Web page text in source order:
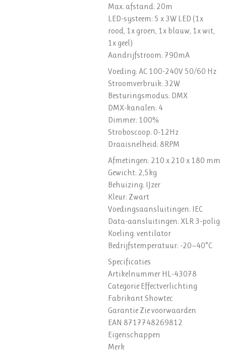
Max. afstand: 20m
LED-systeem: 5 x 3W LED (1x
rood, 1x groen, 1x blauw, 1x wit,
1x geel)
Aandrijfstroom: 790mA
Voeding: AC 100-240V 50/60 Hz
Stroomverbruik: 32W
Besturingsmodus: DMX
DMX-kanalen: 4
Dimmer: 100%
Stroboscoop: 0-12Hz
Draaisnelheid: 8RPM
Afmetingen: 210 x 210 x 180 mm
Gewicht: 2,5kg
Behuizing: IJzer
Kleur: Zwart
Voedingsaansluitingen: IEC
Data-aansluitingen: XLR 3-polig
Koeling: ventilator
Bedrijfstemperatuur: -20~40°C
Specificaties
Artikelnummer HL-43078
Categorie Effectverlichting
Fabrikant Showtec
Garantie Zie voorwaarden
EAN 8717748269812
Eigenschappen
Merk